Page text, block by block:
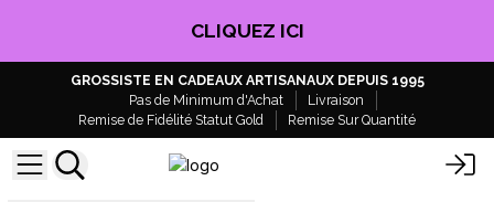
CLIQUEZ ICI
GROSSISTE EN CADEAUX ARTISANAUX DEPUIS 1995
Pas de Minimum d'Achat
Livraison
Remise de Fidélité Statut Gold
Remise Sur Quantité